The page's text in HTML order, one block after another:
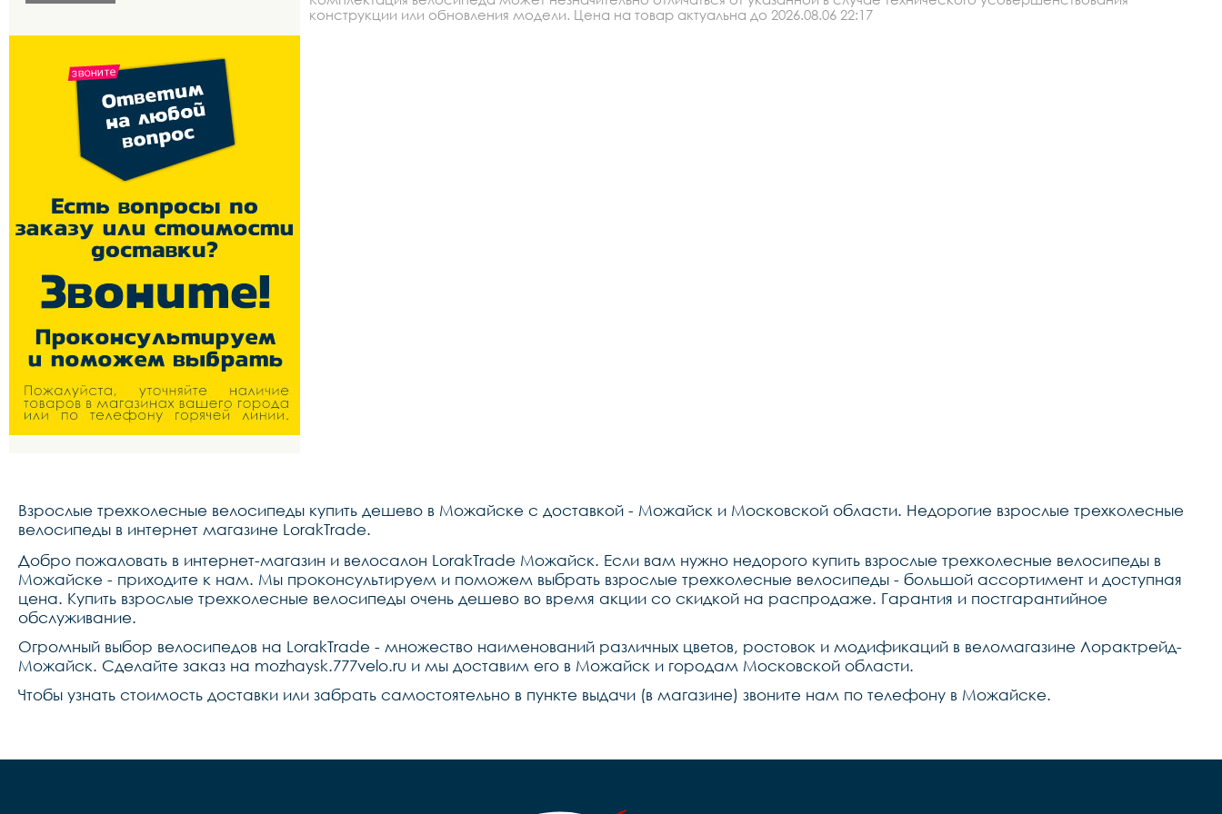
скоростей
передний-,переключатель
конструкции или обновления модели. Цена на товар актуальна до 2026.08.06 22:17
Взрослые трехколесные велосипеды купить дешево в Можайске с доставкой - Можайск и Московской области. Недорогие взрослые трехколесные
велосипеды в интернет магазине LorakTrade.
Добро пожаловать в интернет-магазин и велосалон LorakTrade Можайск. Если вам нужно недорого купить взрослые трехколесные велосипеды в
Можайске - приходите к нам. Мы проконсультируем и поможем выбрать взрослые трехколесные велосипеды - большой ассортимент и доступная
цена. Купить взрослые трехколесные велосипеды очень дешево во время акции со скидкой на распродаже. Гарантия и постгарантийное
обслуживание.
Огромный выбор велосипедов на LorakTrade - множество наименований различных цветов, ростовок и модификаций в веломагазине Лорактрейд-
Можайск. Сделайте заказ на mozhaysk.777velo.ru и мы доставим его в Можайск и городам Московской области.
Чтобы узнать стоимость доставки или забрать самостоятельно в пункте выдачи (в магазине) звоните нам по телефону в Можайске.